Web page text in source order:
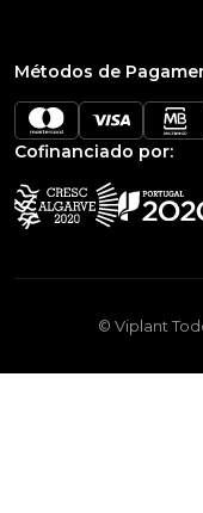
Métodos de
Cofinanciado por:
© Viplant